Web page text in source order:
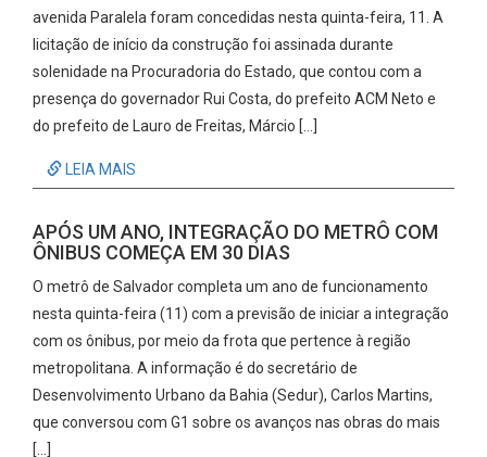
avenida Paralela foram concedidas nesta quinta-feira, 11. A
licitação de início da construção foi assinada durante
solenidade na Procuradoria do Estado, que contou com a
presença do governador Rui Costa, do prefeito ACM Neto e
do prefeito de Lauro de Freitas, Márcio […]
LEIA MAIS
APÓS UM ANO, INTEGRAÇÃO DO METRÔ COM
ÔNIBUS COMEÇA EM 30 DIAS
O metrô de Salvador completa um ano de funcionamento
nesta quinta-feira (11) com a previsão de iniciar a integração
com os ônibus, por meio da frota que pertence à região
metropolitana. A informação é do secretário de
Desenvolvimento Urbano da Bahia (Sedur), Carlos Martins,
que conversou com G1 sobre os avanços nas obras do mais
[…]